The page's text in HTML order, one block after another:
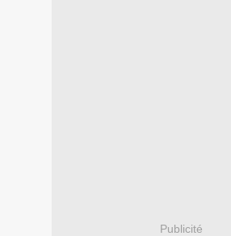
Publicité